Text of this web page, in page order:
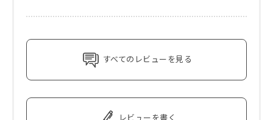
すべてのレビューを見る
レビューを書く